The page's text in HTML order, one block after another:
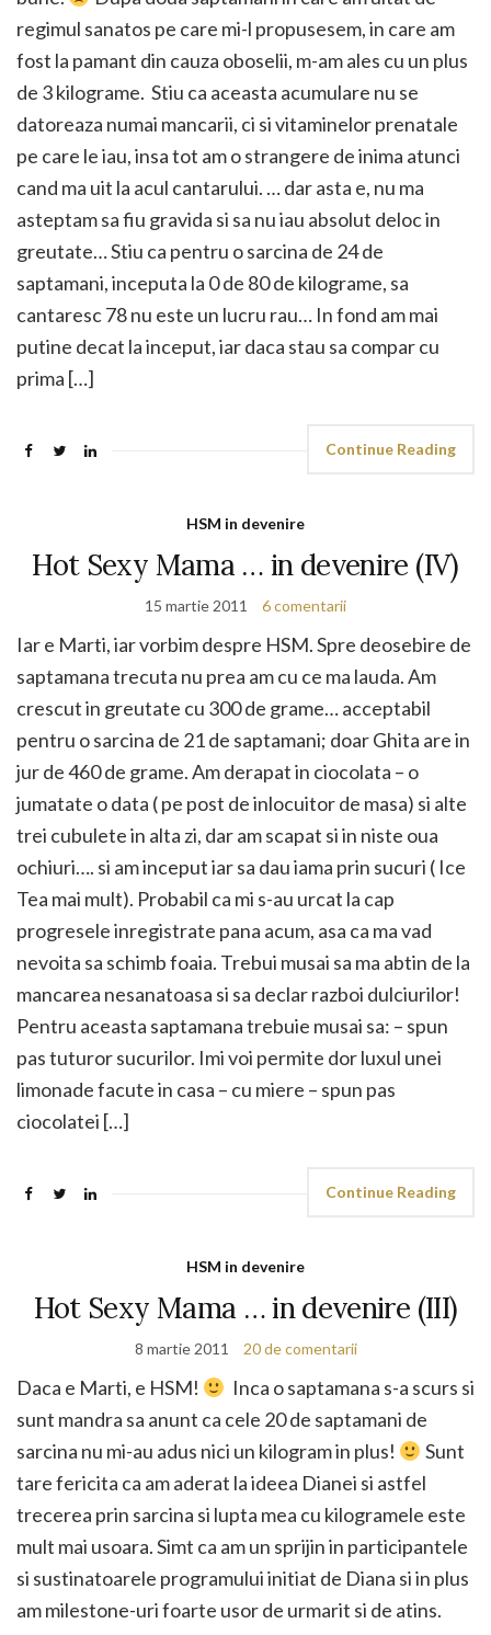
regimul sanatos pe care mi-l propusesem, in care am
fost la pamant din cauza oboselii, m-am ales cu un plus
de 3 kilograme. Stiu ca aceasta acumulare nu se
datoreaza numai mancarii, ci si vitaminelor prenatale
pe care le iau, insa tot am o strangere de inima atunci
cand ma uit la acul cantarului. … dar asta e, nu ma
asteptam sa fiu gravida si sa nu iau absolut deloc in
greutate… Stiu ca pentru o sarcina de 24 de
saptamani, inceputa la 0 de 80 de kilograme, sa
cantaresc 78 nu este un lucru rau… In fond am mai
putine decat la inceput, iar daca stau sa compar cu
prima […]
Continue Reading
HSM in devenire
Hot Sexy Mama … in devenire (IV)
15 martie 2011 6 comentarii
Iar e Marti, iar vorbim despre HSM. Spre deosebire de
saptamana trecuta nu prea am cu ce ma lauda. Am
crescut in greutate cu 300 de grame… acceptabil
pentru o sarcina de 21 de saptamani; doar Ghita are in
jur de 460 de grame. Am derapat in ciocolata – o
jumatate o data ( pe post de inlocuitor de masa) si alte
trei cubulete in alta zi, dar am scapat si in niste oua
ochiuri…. si am inceput iar sa dau iama prin sucuri ( Ice
Tea mai mult). Probabil ca mi s-au urcat la cap
progresele inregistrate pana acum, asa ca ma vad
nevoita sa schimb foaia. Trebui musai sa ma abtin de la
mancarea nesanatoasa si sa declar razboi dulciurilor!
Pentru aceasta saptamana trebuie musai sa: – spun
pas tuturor sucurilor. Imi voi permite dor luxul unei
limonade facute in casa – cu miere – spun pas
ciocolatei […]
Continue Reading
HSM in devenire
Hot Sexy Mama … in devenire (III)
8 martie 2011 20 de comentarii
Daca e Marti, e HSM!
Inca o saptamana s-a scurs si
sunt mandra sa anunt ca cele 20 de saptamani de
sarcina nu mi-au adus nici un kilogram in plus!
Sunt
tare fericita ca am aderat la ideea Dianei si astfel
trecerea prin sarcina si lupta mea cu kilogramele este
mult mai usoara. Simt ca am un sprijin in participantele
si sustinatoarele programului initiat de Diana si in plus
am milestone-uri foarte usor de urmarit si de atins.